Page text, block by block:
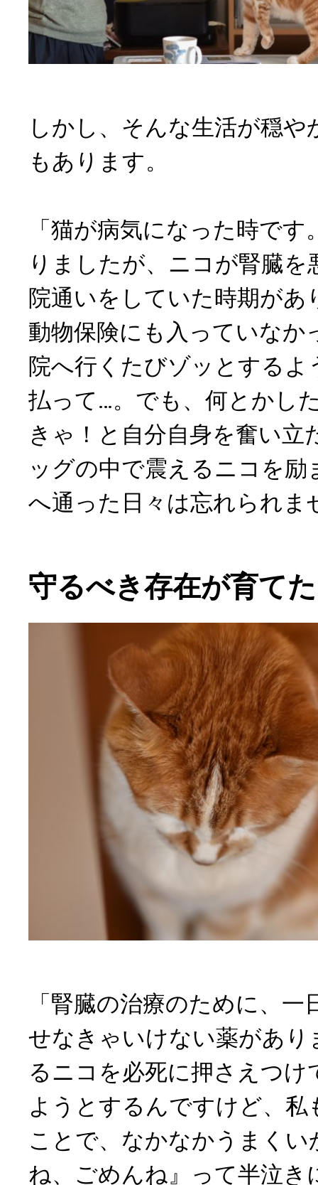
しかし、そんな生活が穏
もあります。
「猫が病気になった時で
りましたが、ニコが腎臓を
院通いをしていた時期があ
動物保険にも入っていなか
院へ行くたびゾッとするよ
払って…。でも、何とかし
きゃ！と自分自身を奮い立
ッグの中で震えるニコを励
へ通った日々は忘れられま
守るべき存在が育て
「腎臓の治療のために、
せなきゃいけない薬があり
るニコを必死に押さえつけ
ようとするんですけど、
ことで、なかなかうまくい
ね、ごめんね』って半泣き